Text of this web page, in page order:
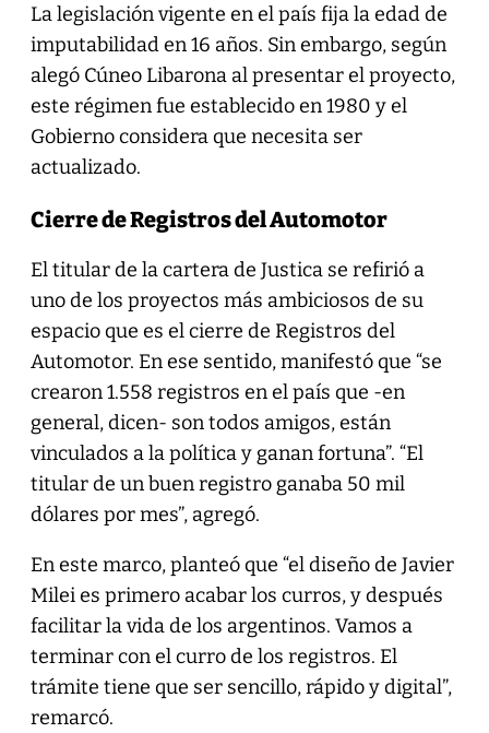
La legislación vigente en el país fija la edad de
imputabilidad en 16 años. Sin embargo, según
alegó Cúneo Libarona al presentar el proyecto,
este régimen fue establecido en 1980 y el
Gobierno considera que necesita ser
actualizado.
Cierre de Registros del Automotor
El titular de la cartera de Justica se refirió a
uno de los proyectos más ambiciosos de su
espacio que es el cierre de Registros del
Automotor. En ese sentido, manifestó que “se
crearon 1.558 registros en el país que -en
general, dicen- son todos amigos, están
vinculados a la política y ganan fortuna”. “El
titular de un buen registro ganaba 50 mil
dólares por mes”, agregó.
En este marco, planteó que “el diseño de Javier
Milei es primero acabar los curros, y después
facilitar la vida de los argentinos. Vamos a
terminar con el curro de los registros. El
trámite tiene que ser sencillo, rápido y digital”,
remarcó.